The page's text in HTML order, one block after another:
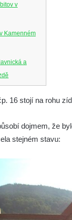
v
Kamenném
a
a K
Velešíně
16 stojí na rohu
dojmem, že
stejném stavu: